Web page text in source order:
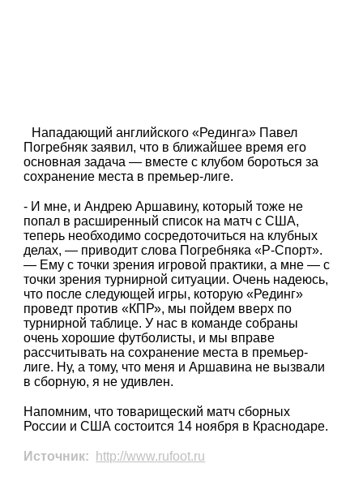
Нападающий английского «Рединга» Павел
Погребняк заявил, что в ближайшее время его
основная задача — вместе с клубом бороться за
сохранение места в премьер-лиге.
- И мне, и Андрею Аршавину, который тоже не
попал в расширенный список на матч с США,
теперь необходимо сосредоточиться на клубных
делах, — приводит слова Погребняка «Р-Спорт».
— Ему с точки зрения игровой практики, а мне — с
точки зрения турнирной ситуации. Очень надеюсь,
что после следующей игры, которую «Рединг»
проведт против «КПР», мы пойдем вверх по
турнирной таблице. У нас в команде собраны
очень хорошие футболисты, и мы вправе
рассчитывать на сохранение места в премьер-
лиге. Ну, а тому, что меня и Аршавина не вызвали
в сборную, я не удивлен.
Напомним, что товарищеский матч сборных
России и США состоится 14 ноября в Краснодаре.
Источник: http://www.rufoot.ru